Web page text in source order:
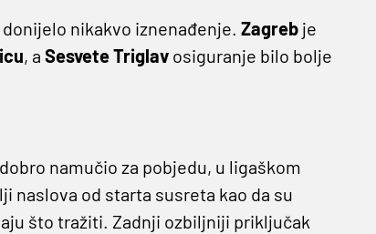
nikakvo iznenađenje. Zagreb je
, a Sesvete Triglav osiguranje bilo bolje
namučio za pobjedu, u ligaškom
naslova od starta susreta kao da su
što tražiti. Zadnji ozbiljniji priključak